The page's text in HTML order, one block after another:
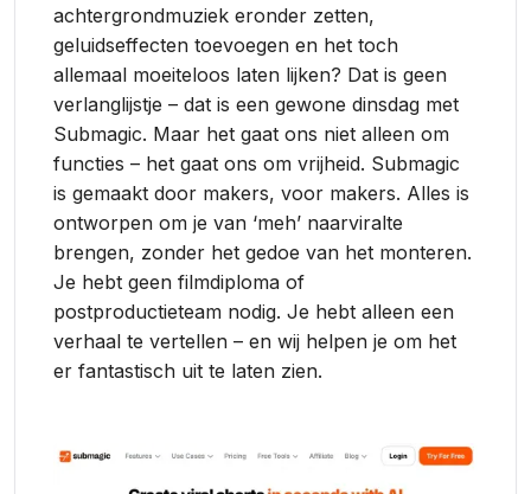
achtergrondmuziek eronder zetten,
geluidseffecten toevoegen en het toch
allemaal moeiteloos laten lijken? Dat is geen
verlanglijstje – dat is een gewone dinsdag met
Submagic. Maar het gaat ons niet alleen om
functies – het gaat ons om vrijheid. Submagic
is gemaakt door makers, voor makers. Alles is
ontworpen om je van ‘meh’ naarviralte
brengen, zonder het gedoe van het monteren.
Je hebt geen filmdiploma of
postproductieteam nodig. Je hebt alleen een
verhaal te vertellen – en wij helpen je om het
er fantastisch uit te laten zien.